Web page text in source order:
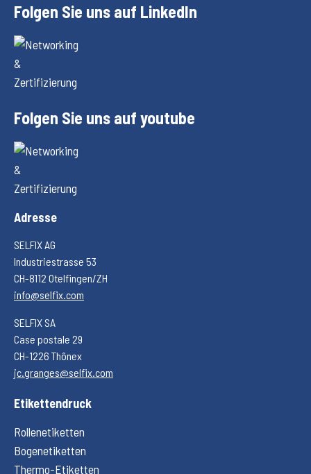
Folgen Sie uns auf LinkedIn
Folgen Sie uns auf youtube
Adresse
SELFIX AG
Industriestrasse 53
CH-8112 Otelfingen/ZH
info@selfix.com
SELFIX SA
Case postale 29
CH-1226 Thônex
jc.granges@selfix.com
Etikettendruck
Rollenetiketten
Bogenetiketten
Thermo-Etiketten